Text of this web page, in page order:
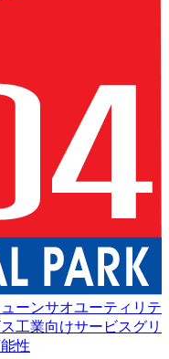
ーンサオユーティリテ
工業向けサービスグリ
性